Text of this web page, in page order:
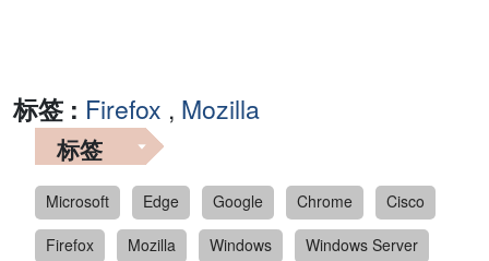
标签 : Firefox , Mozilla
标签
Microsoft Edge Google Chrome
Cisco
Firefox
Mozilla Windows
Windows Server